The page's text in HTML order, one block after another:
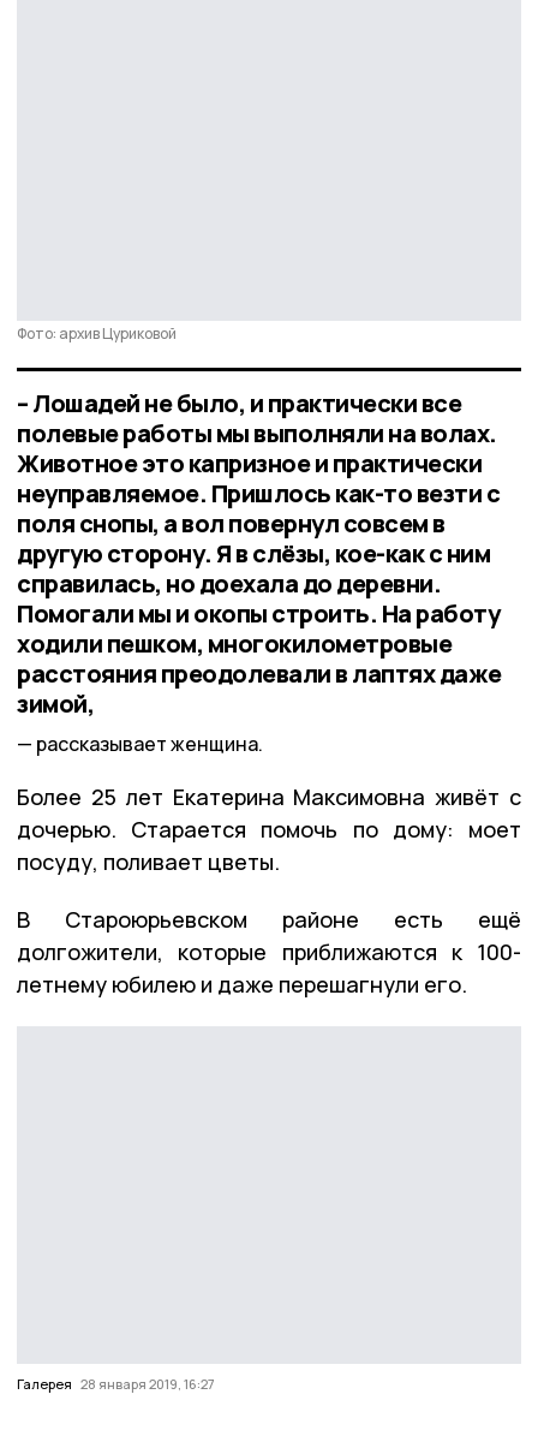
Фото: архив Цуриковой
– Лошадей не было, и практически все
полевые работы мы выполняли на волах.
Животное это капризное и практически
неуправляемое. Пришлось как-то везти с
поля снопы, а вол повернул совсем в
другую сторону. Я в слёзы, кое-как с ним
справилась, но доехала до деревни.
Помогали мы и окопы строить. На работу
ходили пешком, многокилометровые
расстояния преодолевали в лаптях даже
зимой,
рассказывает женщина.
Более 25 лет Екатерина Максимовна живёт с
дочерью. Старается помочь по дому: моет
посуду, поливает цветы.
В Староюрьевском районе есть ещё
долгожители, которые приближаются к 100-
летнему юбилею и даже перешагнули его.
Галерея 28 января 2019, 16:27